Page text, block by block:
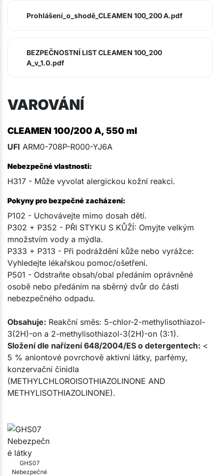
Prohlášení_o_shodě_CLEAMEN 100_200 A.pdf
BEZPEČNOSTNÍ LIST CLEAMEN 100_200
A_v_1.0.pdf
VAROVÁNÍ
CLEAMEN 100/200 A, 550 ml
UFI ARM0-708P-R000-YJ6A
Nebezpečné vlastnosti:
H317 - Může vyvolat alergickou kožní reakci.
Pokyny pro bezpečné zacházení:
P102 - Uchovávejte mimo dosah dětí.
P302 + P352 - PŘI STYKU S KŮŽÍ: Omyjte velkým
množstvím vody a mýdla.
P333 + P313 - Při podráždění kůže nebo vyrážce:
Vyhledejte lékařskou pomoc/ošetření.
P501 - Odstraňte obsah/obal předáním oprávněné
osobě nebo předáním na sběrný dvůr do části
nebezpečného odpadu.
Obsahuje: Reakční směs: 5-chlor-2-methylisothiazol-
3(2H)-on a 2-methylisothiazol-3(2H)-on (3:1).
Složení dle nařízení 648/2004/ES o detergentech: <
5 % aniontové povrchově aktivní látky, parfémy,
konzervační činidla
(METHYLCHLOROISOTHIAZOLINONE AND
METHYLISOTHIAZOLINONE).
GHS07
Nebezpečné